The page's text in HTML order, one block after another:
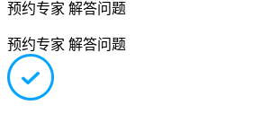
预约专家 解答问题
预约专家 解答问题